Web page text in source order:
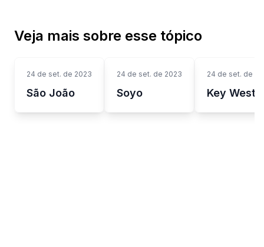
Veja mais sobre esse tópico
24 de set. de 2023
São João
24 de set. de 2023
Soyo
24 de set. de
Key West